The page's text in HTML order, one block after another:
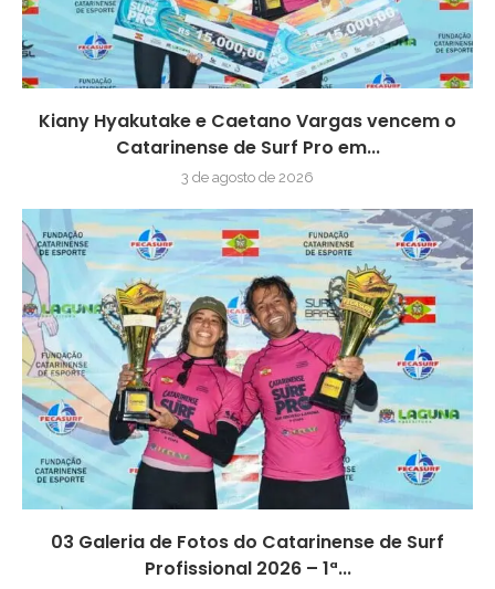
Kiany Hyakutake e Caetano Vargas vencem o
Catarinense de Surf Pro em...
3 de agosto de 2026
03 Galeria de Fotos do Catarinense de Surf
Profissional 2026 – 1ª...